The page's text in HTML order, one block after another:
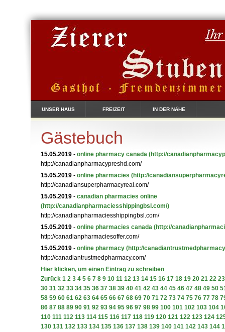
UNSER HAUS FREIZEIT IN DER NÄHE
Gästebuch
15.05.2019 - online pharmacy canada (http://
http://canadianpharmacypreshd.com/
15.05.2019 - online pharmacies (http://
http://canadiansuperpharmacyreal.com/
15.05.2019 - canadian pharmacies online
(http://canadianpharmaciesshippingbsl.com/)
http://canadianpharmaciesshippingbsl.com/
15.05.2019 - online pharmacies canada (http://
http://canadianpharmaciesoffer.com/
15.05.2019 - online pharmacy (http://
http://canadiantrustmedpharmacy.com/
Hier klicken, um einen Eintrag zu schreiben
Zurück 1 2 3 4 5 6 7 8 9 10 11 12 13 14 15 16 17 18 19 20 21 22 23
30 31 32 33 34 35 36 37 38 39 40 41 42 43 44 45 46 47 48 49 50
58 59 60 61 62 63 64 65 66 67 68 69 70 71 72 73 74 75 76 77 78
86 87 88 89 90 91 92 93 94 95 96 97 98 99 100 101 102 103 104
110 111 112 113 114 115 116 117 118 119 120 121 122 123 124
130 131 132 133 134 135 136 137 138 139 140 141 142 143 144